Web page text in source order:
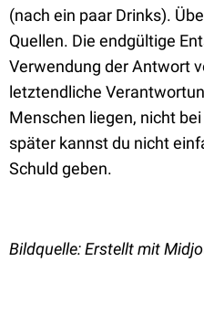
(nach ein paar Drinks).
Quellen. Die endgültige
Verwendung der Antwort
letztendliche
Menschen liegen, nicht
später kannst du nicht
Schuld geben.
Bildquelle: Erstellt mit